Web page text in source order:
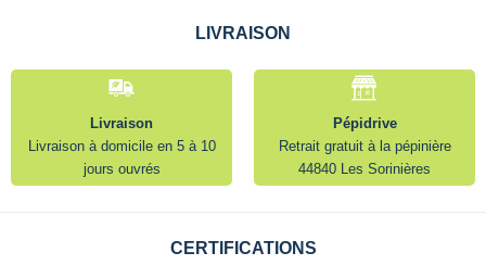
LIVRAISON
Livraison
Livraison à domicile en 5 à 10
jours ouvrés
Pépidrive
Retrait gratuit à la pépinière
44840 Les Sorinières
CERTIFICATIONS